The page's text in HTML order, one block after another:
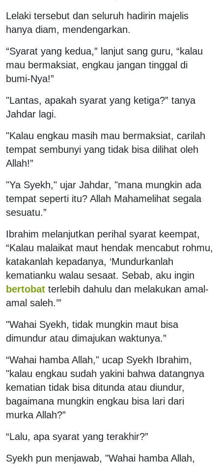
Lelaki tersebut dan seluruh hadirin majelis
hanya diam, mendengarkan.
“Syarat yang kedua,” lanjut sang guru, “kalau
mau bermaksiat, engkau jangan tinggal di
bumi-Nya!”
"Lantas, apakah syarat yang ketiga?” tanya
Jahdar lagi.
"Kalau engkau masih mau bermaksiat, carilah
tempat sembunyi yang tidak bisa dilihat oleh
Allah!”
"Ya Syekh," ujar Jahdar, "mana mungkin ada
tempat seperti itu? Allah Mahamelihat segala
sesuatu.”
Ibrahim melanjutkan perihal syarat keempat,
“Kalau malaikat maut hendak mencabut rohmu,
katakanlah kepadanya, ‘Mundurkanlah
kematianku walau sesaat. Sebab, aku ingin
bertobat terlebih dahulu dan melakukan amal-
amal saleh.’”
"Wahai Syekh, tidak mungkin maut bisa
dimundur atau dimajukan waktunya.”
“Wahai hamba Allah," ucap Syekh Ibrahim,
"kalau engkau sudah yakini bahwa datangnya
kematian tidak bisa ditunda atau diundur,
bagaimana mungkin engkau bisa lari dari
murka Allah?”
“Lalu, apa syarat yang terakhir?”
Syekh pun menjawab, "Wahai hamba Allah,